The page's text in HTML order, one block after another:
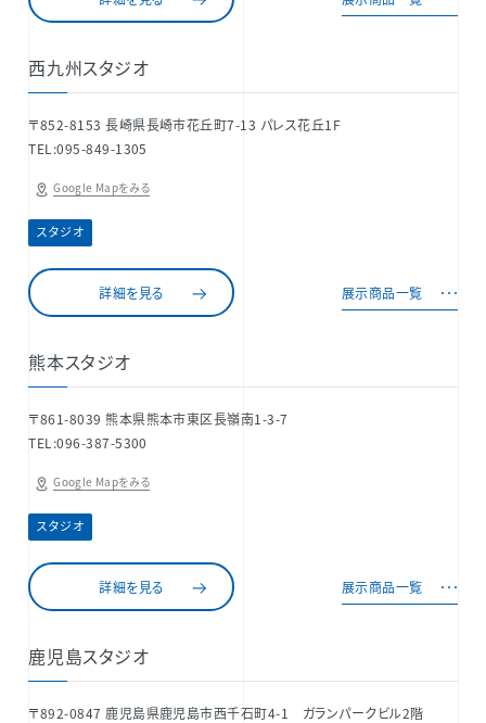
西九州スタジオ
〒852-8153 長崎県長崎市花丘町7-13 パレス花丘1F
TEL:095-849-1305
Google Mapをみる
スタジオ
詳細を見る 展示商品一覧
熊本スタジオ
〒861-8039 熊本県熊本市東区長嶺南1-3-7
TEL:096-387-5300
Google Mapをみる
スタジオ
詳細を見る 展示商品一覧
鹿児島スタジオ
〒892-0847 鹿児島県鹿児島市西千石町4-1 ガランパークビル2階